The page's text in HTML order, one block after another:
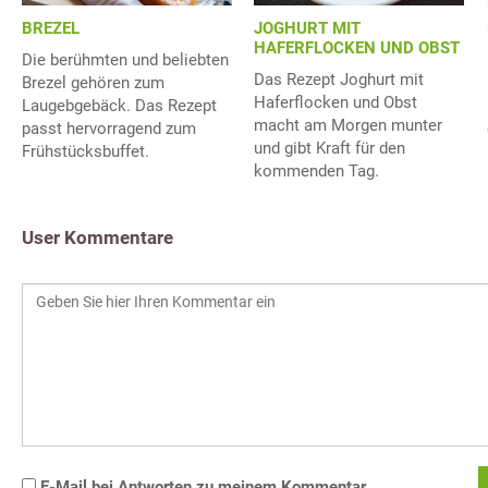
BREZEL
Die berühmten und beliebten
Brezel gehören zum
Laugebgebäck. Das Rezept
passt hervorragend zum
Frühstücksbuffet.
JOGHURT MIT
HAFERFLOCKEN UND OBST
Das Rezept Joghurt mit
Haferflocken und Obst
macht am Morgen munter
und gibt Kraft für den
kommenden Tag.
User Kommentare